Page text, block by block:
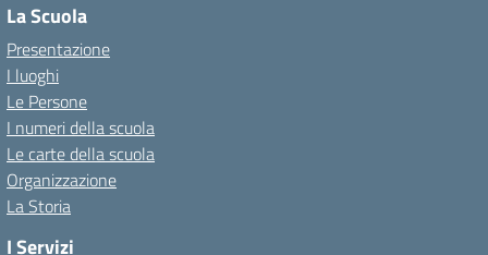
La Scuola
Presentazione
I luoghi
Le Persone
I numeri della scuola
Le carte della scuola
Organizzazione
La Storia
I Servizi